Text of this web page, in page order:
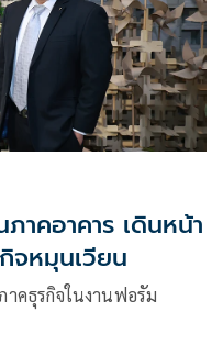
าคอาคาร เดินหน้า
จหมุนเวียน
คธุรกิจในงานฟอรัม